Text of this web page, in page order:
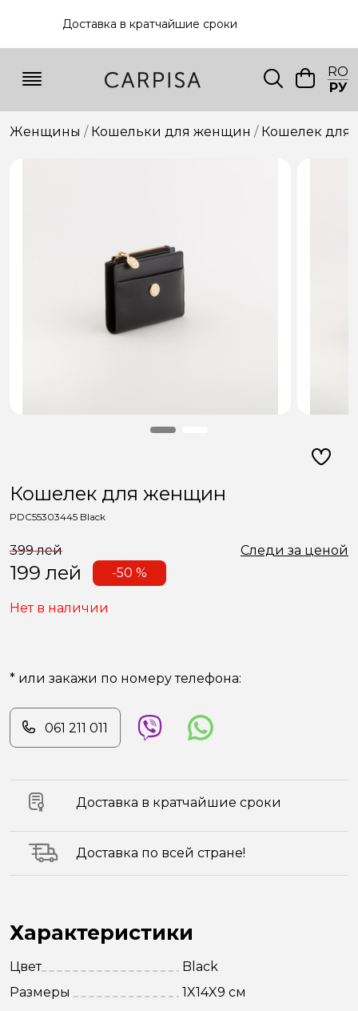
Доставка в кратчайшие сроки
RO
РУ
Женщины Кошельки для женщин Кошелек
Кошелек для женщин
PDC55303445 Black
399 лей Следи за ценой
199лей -50 %
Нет в наличии
* или закажи по номеру телефона:
061 211 011
Доставка в кратчайшие сроки
Доставка по всей стране!
Характеристики
Цвет
Black
Размеры
1X14X9 см